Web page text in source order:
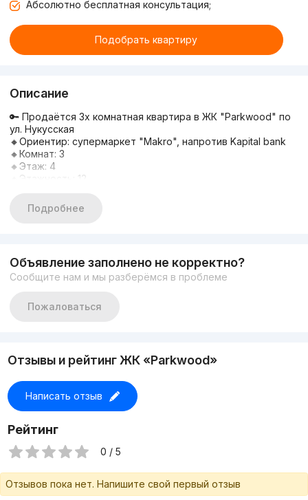
Абсолютно бесплатная консультация;
Подобрать квартиру
Описание
🔑 Продаётся 3х комнатная квартира в ЖК "Parkwood" по
ул. Нукусская
🔸Ориентир: супермаркет "Makro", напротив Kapital bank
🔸Комнат: 3
🔸Этаж: 4
🔸Этажность: 12
🔸Состояние: коробка
💰Цена: 155 000 у.е. (цена снижена)
📞+998909393113 ✉️ Эльмира (http://t.me/elmira_9393113)
📞+998998433113 ✉️ Абдугафур
Подробнее
Объявление заполнено не корректно?
Сообщите нам и мы разберёмся в проблеме
Пожаловаться
Отзывы и рейтинг ЖК «Parkwood»
Написать отзыв
Рейтинг
0 / 5
Отзывов пока нет. Напишите свой первый отзыв